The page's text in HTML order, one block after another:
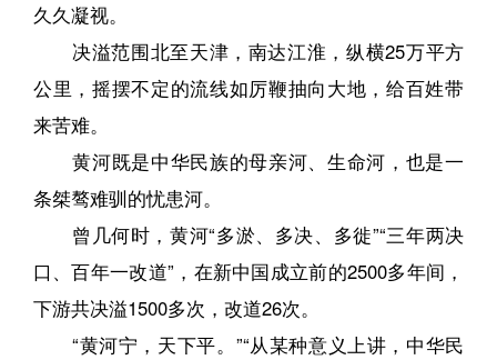
久久凝视。
决溢范围北至天津，南达江淮，纵横25万平方
公里，摇摆不定的流线如厉鞭抽向大地，给百姓带
来苦难。
黄河既是中华民族的母亲河、生命河，也是一
条桀骜难驯的忧患河。
曾几何时，黄河“多淤、多决、多徙”“三年两决
口、百年一改道”，在新中国成立前的2500多年间，
下游共决溢1500多次，改道26次。
“黄河宁，天下平。”“从某种意义上讲，中华民